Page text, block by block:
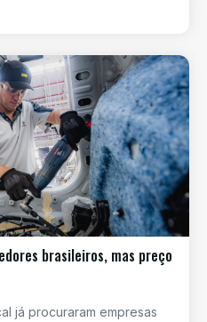
brasileiros, mas preço
já procuraram empresas